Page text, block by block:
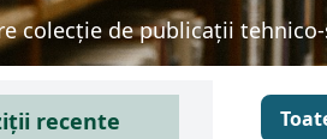
colecție de publicații
recente